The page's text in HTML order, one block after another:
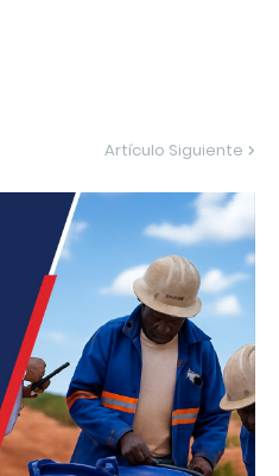
Artículo Siguiente